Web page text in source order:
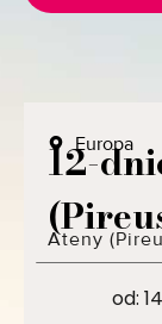
Europa
12-
Ateny
od: